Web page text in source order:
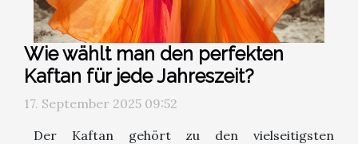
Wie wählt man den perfekten
Kaftan für jede Jahreszeit?
17. September 2025 09:52
Der Kaftan gehört zu den vielseitigsten